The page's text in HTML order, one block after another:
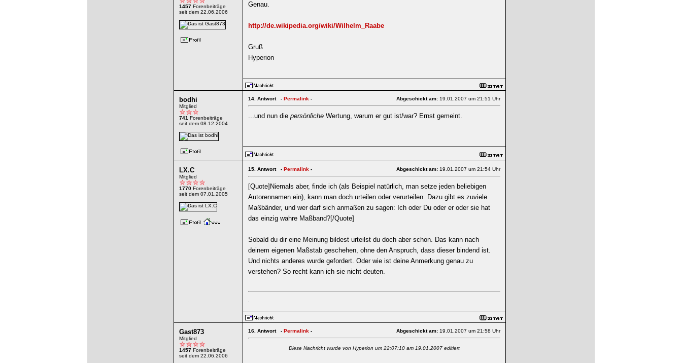
1457 Forenbeiträge
seit dem 22.06.2006
Genau.
http://de.wikipedia.org/wiki/Wilhelm_Raabe
Gruß
Hyperion
bodhi
Mitglied
741 Forenbeiträge
seit dem 08.12.2004
14. Antwort - Permalink - Abgeschickt am: 19.01.2007 um 21:51 Uhr
...und nun die persönliche Wertung, warum er gut ist/war? Ernst gemeint.
LX.C
Mitglied
1770 Forenbeiträge
seit dem 07.01.2005
15. Antwort - Permalink - Abgeschickt am: 19.01.2007 um 21:54 Uhr
[Quote]Niemals aber, finde ich (als Beispiel natürlich, man setze jeden beliebigen
Autorennamen ein), kann man doch urteilen oder verurteilen. Dazu gibt es zuviele
Maßbänder, und wer darf sich anmaßen zu sagen: Ich oder Du oder er oder sie hat
das einzig wahre Maßband?[/Quote]
Sobald du dir eine Meinung bildest urteilst du doch aber schon. Das kann nach
deinem eigenen Maßstab geschehen, ohne den Anspruch, dass dieser bindend ist.
Und nichts anderes wurde gefordert. Oder wie ist deine Anmerkung genau zu
verstehen? So recht kann ich sie nicht deuten.
.
Gast873
Mitglied
1457 Forenbeiträge
seit dem 22.06.2006
16. Antwort - Permalink - Abgeschickt am: 19.01.2007 um 21:58 Uhr
Diese Nachricht wurde von Hyperion um 22:07:10 am 19.01.2007 editiert